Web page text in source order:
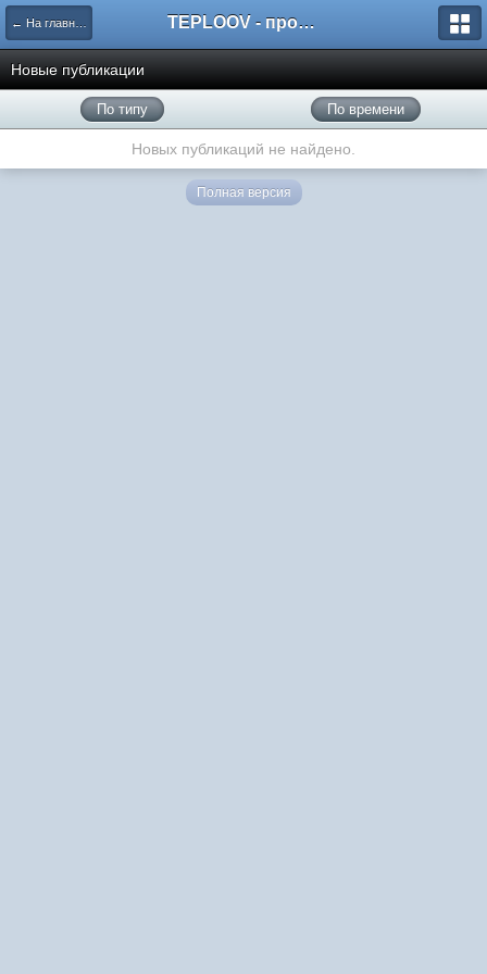
← На главную TEPLOOV - программный комплекс для расчёта систем отопления и вентиляции
Новые публикации
По типу По времени
Новых публикаций не найдено.
Полная версия